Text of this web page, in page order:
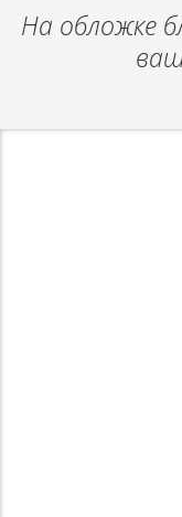
На обложке